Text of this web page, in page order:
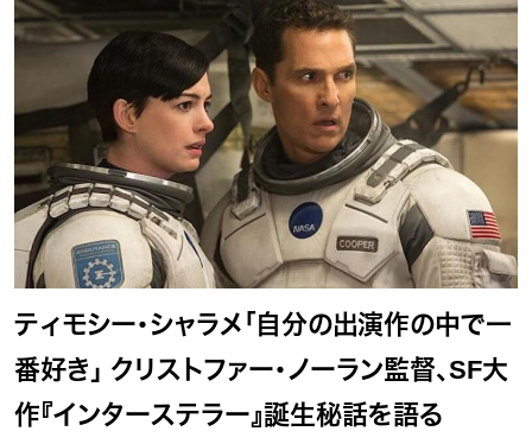
ティモシー・シャラメ「自分の出演作の中で一
番好き」 クリストファー・ノーラン監督、SF大
作『インターステラー』誕生秘話を語る